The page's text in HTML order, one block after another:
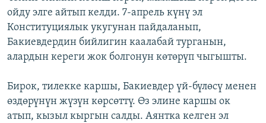
ойду элге айтып келди. 7-апрель күнү эл
Конституциялык укугунан пайдаланып,
Бакиевдердин бийлигин каалабай турганын,
алардын кереги жок болгонун көтөрүп чыгышты.
Бирок, тилекке каршы, Бакиевдер үй-бүлөсү менен
өздөрүнүн жүзүн көрсөттү. Өз элине каршы ок
атып, кызыл кыргын салды. Аянтка келген эл